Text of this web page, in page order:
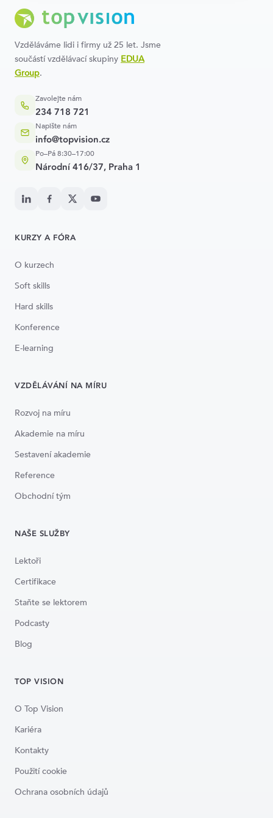
Vzděláváme lidi i firmy už 25 let. Jsme
součástí vzdělávací skupiny EDUA
Group.
Zavolejte nám
234 718 721
Napište nám
info@topvision.cz
Po–Pá 8:30–17:00
Národní 416/37, Praha 1
KURZY A FÓRA
O kurzech
Soft skills
Hard skills
Konference
E-learning
VZDĚLÁVÁNÍ NA MÍRU
Rozvoj na míru
Akademie na míru
Sestavení akademie
Reference
Obchodní tým
NAŠE SLUŽBY
Lektoři
Certifikace
Staňte se lektorem
Podcasty
Blog
TOP VISION
O Top Vision
Kariéra
Kontakty
Použití cookie
Ochrana osobních údajů